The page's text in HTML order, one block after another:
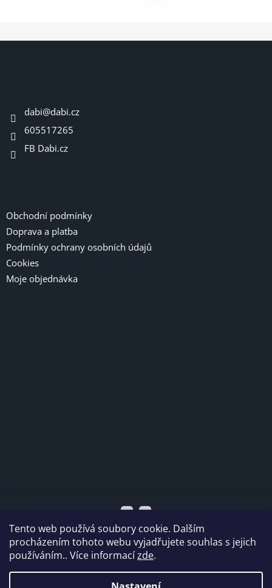
Tento web používá soubory cookie. Dalším
procházením tohoto webu vyjadřujete souhlas s jejich
používáním.. Více informacízde.
dabi@dabi.cz
605517265
FB Dabi.cz
Obchodní podmínky
Doprava a platba
Podmínky ochrany osobních údajů
Cookies
Moje objednávka
Vytvořil Shoptet